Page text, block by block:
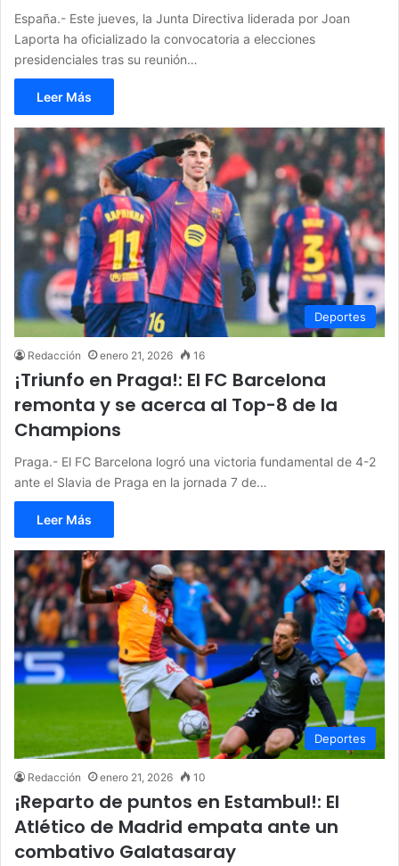
España.- Este jueves, la Junta Directiva liderada por Joan
Laporta ha oficializado la convocatoria a elecciones
presidenciales tras su reunión…
Leer Más
Deportes
Redacción enero 21, 2026 16
¡Triunfo en Praga!: El FC Barcelona
remonta y se acerca al Top-8 de la
Champions
Praga.- El FC Barcelona logró una victoria fundamental de 4-2
ante el Slavia de Praga en la jornada 7 de…
Leer Más
Deportes
Redacción enero 21, 2026 10
¡Reparto de puntos en Estambul!: El
Atlético de Madrid empata ante un
combativo Galatasaray